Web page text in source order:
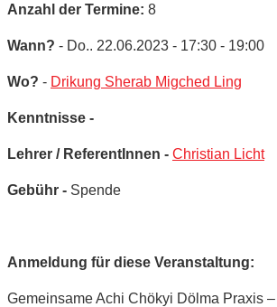
Anzahl der Termine: 8
Wann? - Do.. 22.06.2023 - 17:30 - 19:00
Wo? - Drikung Sherab Migched Ling
Kenntnisse -
Lehrer / ReferentInnen - Christian Licht
Gebühr - Spende
Anmeldung für diese Veranstaltung:
Gemeinsame Achi Chökyi Dölma Praxis